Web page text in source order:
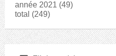
année 2021 (49)
total (249)